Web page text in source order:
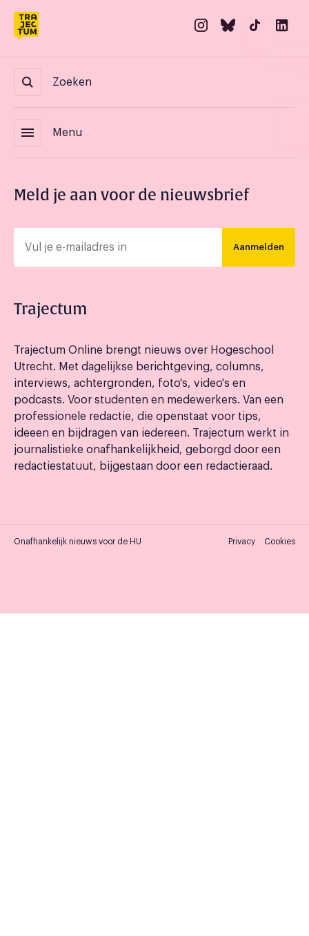
Zoeken
menu Menu
Meld je aan voor de nieuwsbrief
Aanmelden
Trajectum
Trajectum Online brengt nieuws over Hogeschool
Utrecht. Met dagelijkse berichtgeving, columns,
interviews, achtergronden, foto's, video's en
podcasts. Voor studenten en medewerkers. Van een
professionele redactie, die openstaat voor tips,
ideeen en bijdragen van iedereen. Trajectum werkt in
journalistieke onafhankelijkheid, geborgd door een
redactiestatuut, bijgestaan door een redactieraad.
Onafhankelijk nieuws voor de HU Privacy Cookies